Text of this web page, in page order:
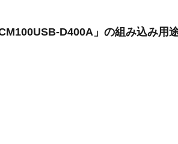
D400A」の組み込み用